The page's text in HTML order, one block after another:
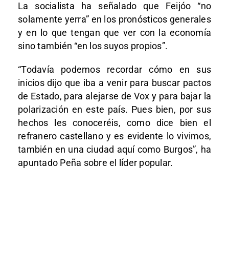
La socialista ha señalado que Feijóo “no
solamente yerra” en los pronósticos generales
y en lo que tengan que ver con la economía
sino también “en los suyos propios”.
“Todavía podemos recordar cómo en sus
inicios dijo que iba a venir para buscar pactos
de Estado, para alejarse de Vox y para bajar la
polarización en este país. Pues bien, por sus
hechos les conoceréis, como dice bien el
refranero castellano y es evidente lo vivimos,
también en una ciudad aquí como Burgos”, ha
apuntado Peña sobre el líder popular.